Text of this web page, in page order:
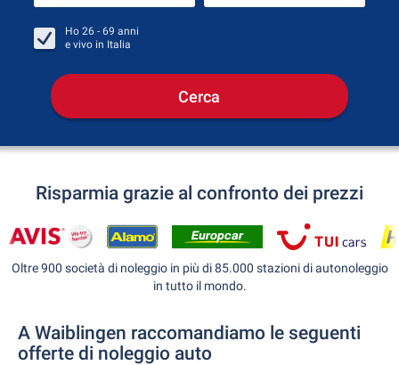
Ho 26 - 69 anni
e vivo in Italia
Cerca
Risparmia grazie al confronto dei prezzi
Oltre 900 società di noleggio in più di 85.000 stazioni di autonoleggio
in tutto il mondo.
A Waiblingen raccomandiamo le seguenti
offerte di noleggio auto